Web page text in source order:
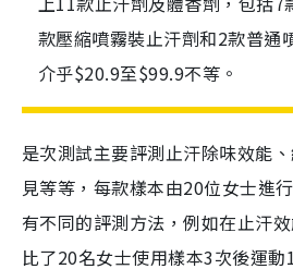
款壓縮噴霧裝止汗劑和2款普通
介乎$20.9至$99.9不等。
是次測試主要評測止汗除味效能
見等等，每款樣本由20位女士進
有不同的評測方法，例如在止汗
比了20名女士使用樣本3次後運